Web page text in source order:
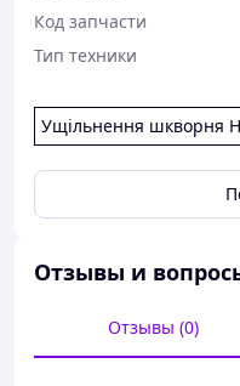
Код запчасти
Тип техники
Ущільнення шкворня
Отзывы и
Отзывы (0)